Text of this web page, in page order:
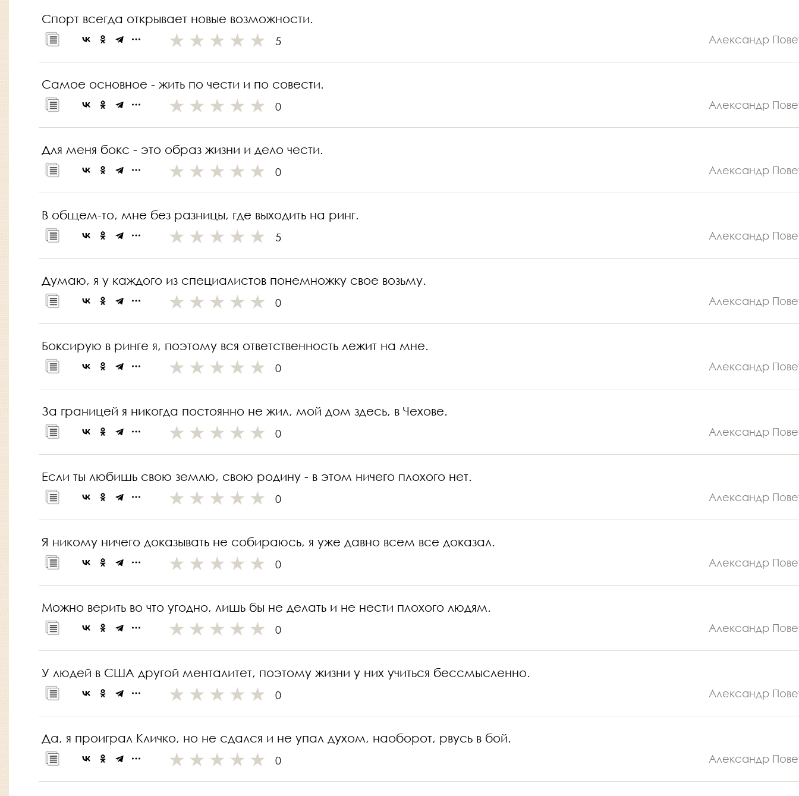
Спорт всегда открывает новые возможности.
5 Александр
Самое основное - жить по чести и по совести.
0 Александр
Для меня бокс - это образ жизни и дело чести.
0 Александр
В общем-то, мне без разницы, где выходить на ринг.
5 Александр
Думаю, я у каждого из специалистов понемножку свое возьму.
0 Александр
Боксирую в ринге я, поэтому вся ответственность лежит на мне.
0 Александр
За границей я никогда постоянно не жил, мой дом здесь, в Чехове.
0 Александр
Если ты любишь свою землю, свою родину - в этом ничего плохого нет.
0 Александр
Я никому ничего доказывать не собираюсь, я уже давно всем все доказал.
0 Александр
Можно верить во что угодно, лишь бы не делать и не нести плохого людям.
0 Александр
У людей в США другой менталитет, поэтому жизни у них учиться бессмысленно.
0 Александр
Да, я проиграл Кличко, но не сдался и не упал духом, наоборот, рвусь в бой.
0 Александр